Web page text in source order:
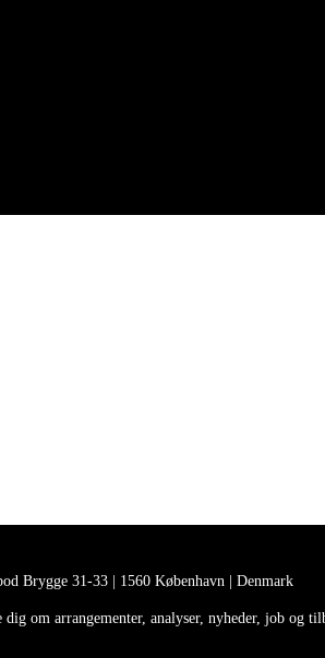
Brygge 31-33 | 1560 København | Denmark
om arrangementer, analyser, nyheder, job og